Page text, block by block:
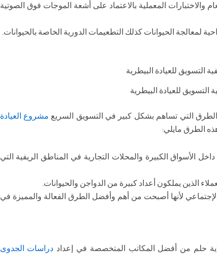
المعملية بالاعتماد على أشعة الموجات فوق الصوتية
لمعالجة الحيوانات كذلك التطعيمات الدورية الخاصة بالحيوانات.
التسويق للعيادة البيطرية
التي تساهم بشكل كبير في التسويق السريع مشروع العيادة
الطرق مايلي:
الأسواق الكبيرة والمحلات التجارية في المناطق الريفية التي
الذين يملكون أعداد كبيرة من الدواجن والحيوانات.
لأنها أصبحت من أهم وأفضل الطرق الفعالة والمميزة في
حلم من أفضل المكاتب المتخصصة في إعداد دراسات الجدوى